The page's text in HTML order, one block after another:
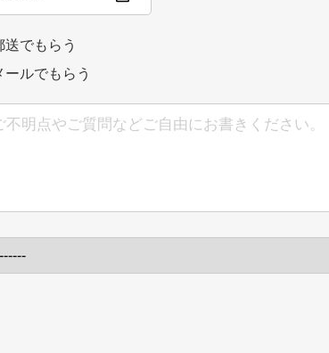
送でもらう
ールでもらう